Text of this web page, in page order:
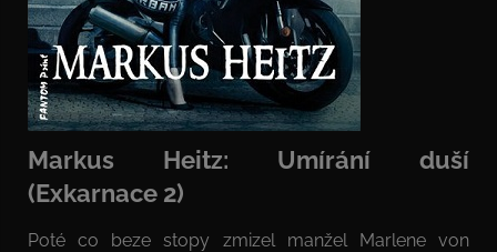
Markus Heitz: Umírání duší
(Exkarnace 2)
Poté co beze stopy zmizel manžel Marlene von